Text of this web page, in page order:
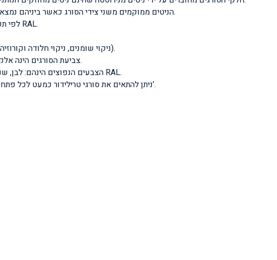
הניטים ממוקמים משני צידי הסורג כאשר ביניהם נמצא שרוול נחושת העובר דרך המחברים וחלקי הפלסטיקה.
הסורגים נצבעים בצבע פוליאסטר טהור מצופה UV לפי תקני RAL.
(ניקוי שומנים, ניקוי חלודה וקורוזיה, ציפוי אבץ פוספט, ציפוי כרום להגנה ושמירת החומר).
צביעת הסורגים הינה אלקטרוסטטית בתנור עם הגנה מפני קרינה אולטרה סגולית.
הצבעים הנפוצים הינהם: לבן, שנהב וברונזה ובנוסף ניתן לקבל מס’ צבעים מתוך קטלוג RAL.
ניתן להתאים את סורגי טרילידור כמעט לכל פתח שקיים לדוגמא: חלונות צרפתיים, חלונות מעוגלים וכד’.